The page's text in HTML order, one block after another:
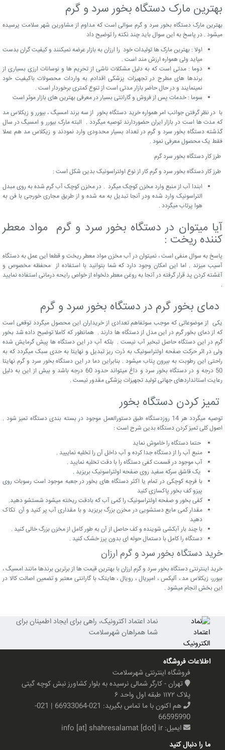
بهترین مارک دستگاه بخور سرد و گرم
بهترین مارک دستگاه بخور سرد و گرم سوالی است که مداوم از مشاورین شهر سلامت پرسیده
میشود . در پاسخ به این سوال باید چند نکته را توضیح داد
اولا : بهترین مارک ها تولیدات خود را ارزان به بازار عرضه نمیکنند و کیفیت گران بدست
میاید ولی همواره ارزش مند است .
دوما : مدتی است که به دلیل مشکلات ناشی از تحریم ها و نوسانات ارزی بسیاری از
برندها های مطرح در تجهیزات پزشکی اقدادم به واردات محصولات باکیفیت خود
نمینمایند و در حال حاضر بازار مدتی است از تنوع کمتری برخوردار است .
سوما : خدمات پس از فروش و گارانتی بسیار در معرفی بهترین های بازار موثر است
با در نظر گرفتن جوانب امر همواره خرید دستگاه بخور از سه برند امسیگ ، بیورر و زیکلاس مد
که مدت ها است در بازار ایران حضوردارند توصیه میگردد . البته مارک بیورر و امسیگ در سال
گذشته دستگاه بخور سرد و گرم در تعداد بسیار محدودی وارد نمودند و زیکلاس مد هم عملا
فقط یک محصول معرفی نمود .
طرز کار دستگاه بخور سرد گرم
طرز کار دستگاه بخور سرد و گرم کار از نوع اولتراسونیک بدین شکل است :
ابندا آب از منبع وارد مخزن کوچک میگرد . در مخزن کوچک آب گرم شده به روی مبدل
التراسونیک وارد شده ودر آنجا تبدیل به مه شده و از طریق مجاری خورجی با فن به
هوا پرتاب میگردد .
آیا میتوان در دستگاه بخور سرد و گرم مواد معطر
کننده ریخت :
پاسخ به سوال منفی است ، نمیتوان در آب مخزن مواد معطر ریخت و قطعا این عمل به دستگاه
آسیب میزند . اما این امکان وجود دارد که شما بتوانید با استفاده از محفظه مخصوص و
آغشته کردن پد قرار گرفته در آنجا به روغن معطر دلخواه از خواص رایحه درمانی استفاده نمایید
.
دمای بخور گرم در دستگاه بخور سرد و گرم
یکی از موضوعاتی که موجب سوتفاهم تعدادی از خریداران این محصول میگردد توقعی است
که از دمای بخور گرم در این مدل از دستگاه ها دارند . همانطور که کاملا توضیح داده شد بخور
گرم در این دستگاه حاصل تبخیر آب نیست . بلکه آب در این دستگاه ها پیش گرمایش شده
ولی در اثر حرکت صفحه اولتراسونیک به ذرت ریز تبدیل و نهایتا به حدی سبک میگردد که به
راحتی این رطوبت به بیرون پتاب میشود . بنابراین دما در این دستگاه بخور سرد و گرم نهایتا
50 درجه و در دستگاه بخور سرد و داغ میتواند حدود 60 درجه باشد و بیش از این به دلیل
رعایت استانداردهای جهانی تولید تجهیزات پزشکی مقدور نیست .
تمیز کردن دستگاه بخور
توصیه میگردد هر 14 روزدستگاه طبق دستورالعمل موجود در بسته بندی دستگاه تمیز شود .
اصول کلی تمیز کردن دستگاه بدین شرح است :
حتما دستگاه را خاموش نماید
منبع آب را از دستگاه جدا کرده و آب داخل آن را تخلیه نماییید .
آب موجود در قسمت کفی دستگاه را با دقت تخلیه نمایید .
یک قاشق سرکه سفید روی صفحه اولتراسونیک بریزید .
با فرچه کوچکی در تمام یا اکثر دستگاه های بخور در جعبه موجود است رسوبات روی
پیزو کف بخور پاکسازی کنید
کفی بخور و صفحه اولتراسونیک را کمی آب که بادقت ریخته میشود شستشو دهید.
مقدار کمی مایع دستشویی در مخزن بزرگ بریزید و با مقداری آب پر کنید و آن تکاک
دهید
با چند بار آبکشی شوینده و کف حاصل از آن به طور کامل از مخزن بزرگ خالی کنید .
دستگاه را کامل با دستمال حوله ای بدون پرز خشک کنید .
خرید دستگاه بخور سرد و گرم ارزان
خرید اینترنتی دستگاه بخور سرد و گرم ارزان با بهترین قیمت ها از برترین برندها مانند امسیگ ،
بیورر، زیکلاس مد ، آلپکس ، امپریال ، رویال ، هایتک با گارانتی معتبر و تضمین اصالت کالا در
این بخش انجام میشود .
نماد اعتماد اکترونیک، راهی برای ایجاد اطمینان برای
شما همراهان شهرسلامت
اطلاعات فروشگاه
فروشگاه اینترنتی شهرسلامت
تهران - کارگر شمالی نرسیده به بلوار کشاورز نبش کوچه گیتی
پلاک ۱۱۷۲ طبقه اول واحد ۶
هم اکنون با ما تماس بگیرید:
021-66933064 | 021-
66595990
ایمیل: info [at] shahresalamat [dot] ir
ما را دنبال کنید